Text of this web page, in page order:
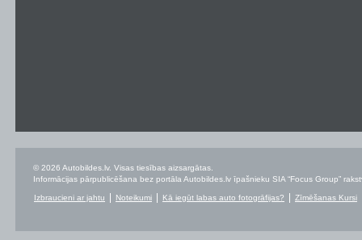
© 2026 Autobildes.lv. Visas tiesības aizsargātas.
Informācijas pārpublicēšana bez portāla Autobildes.lv īpašnieku SIA “Focus Group”
Izbraucieni ar jahtu Noteikumi Kā iegūt labas auto fotogrāfijas? Zīmēšanas Kursi